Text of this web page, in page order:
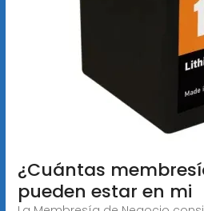
¿Cuántas
pueden estar en mi